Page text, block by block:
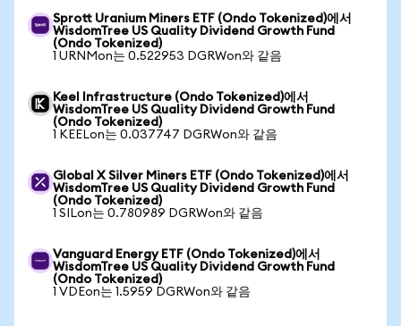
Sprott Uranium Miners ETF (Ondo Tokenized)에서
WisdomTree US Quality Dividend Growth Fund
(Ondo Tokenized)
1 URNMon는 0.522953 DGRWon와 같음
Keel Infrastructure (Ondo Tokenized)에서
WisdomTree US Quality Dividend Growth Fund
(Ondo Tokenized)
1 KEELon는 0.037747 DGRWon와 같음
Global X Silver Miners ETF (Ondo Tokenized)에서
WisdomTree US Quality Dividend Growth Fund
(Ondo Tokenized)
1 SILon는 0.780989 DGRWon와 같음
Vanguard Energy ETF (Ondo Tokenized)에서
WisdomTree US Quality Dividend Growth Fund
(Ondo Tokenized)
1 VDEon는 1.5959 DGRWon와 같음